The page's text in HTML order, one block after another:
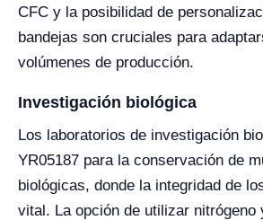
CFC y la posibilidad de
bandejas son cruciales para
volúmenes de producción.
Investigación biológica
Los laboratorios de investigación
YR05187 para la conservación de
biológicas, donde la integridad de
vital. La opción de utilizar nitrógeno